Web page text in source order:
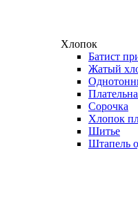
Хлопок
Батист
Жатый
Сорочка
Хлопок
Шитье
Штапель